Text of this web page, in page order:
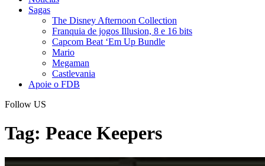
Sagas
The Disney Afternoon Collection
Franquia de jogos Illusion, 8 e 16 bits
Capcom Beat ‘Em Up Bundle
Mario
Megaman
Castlevania
Apoie o FDB
Follow US
Tag: Peace Keepers